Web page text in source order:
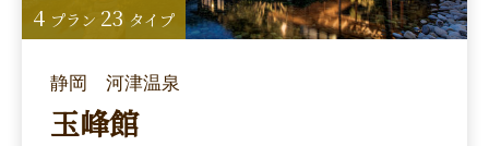
静岡 河津温泉
玉峰館
4 プラン 23 タイプ